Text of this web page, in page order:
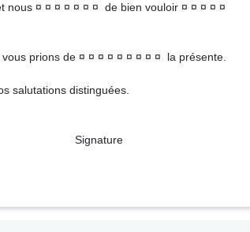
¤ ¤ ¤ ¤ ¤ ¤ ¤ de bien vouloir ¤ ¤ ¤ ¤ ¤
prions de ¤ ¤ ¤ ¤ ¤ ¤ ¤ ¤ ¤ la présente.
salutations distinguées.